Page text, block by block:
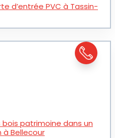
d’entrée PVC à Tassin-
patrimoine dans un
Bellecour